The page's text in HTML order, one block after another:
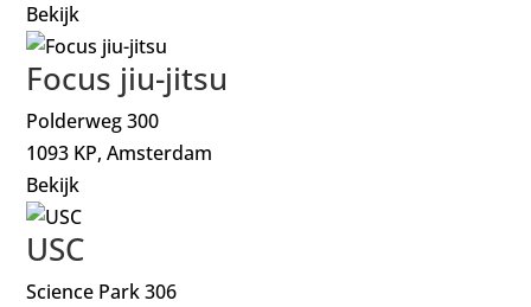
Bekijk
Focus jiu-jitsu
Polderweg 300
1093 KP, Amsterdam
Bekijk
USC
Science Park 306